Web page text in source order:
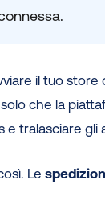
il tuo
che la
e tralasciare gli
Le